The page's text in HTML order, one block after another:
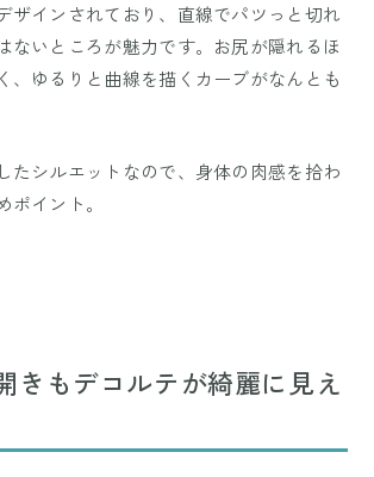
ザインされており、直線でパツっと切れ
ないところが魅力です。お尻が隠れるほ
、ゆるりと曲線を描くカーブがなんとも
たシルエットなので、身体の肉感を拾わ
ポイント。
きもデコルテが綺麗に見え